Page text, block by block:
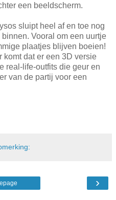
een beeldscherm.
sluipt heel af en toe nog
Vooral om een uurtje
plaatjes blijven boeien!
komt dat er een 3D versie
real-life-outfits die geur en
van de partij voor een
›